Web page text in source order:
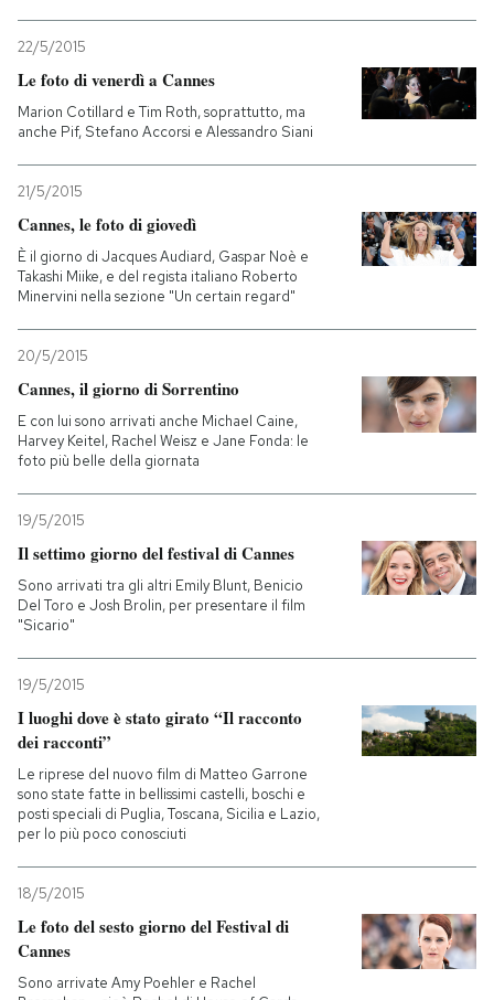
SHOP
CALENDARIO
AREA PERSONALE
Entra
22/5/2015
Le foto di venerdì a Cannes
Marion Cotillard e Tim Roth, soprattutto, ma
anche Pif, Stefano Accorsi e Alessandro Siani
21/5/2015
Cannes, le foto di giovedì
È il giorno di Jacques Audiard, Gaspar Noè e
Takashi Miike, e del regista italiano Roberto
Minervini nella sezione "Un certain regard"
20/5/2015
Cannes, il giorno di Sorrentino
E con lui sono arrivati anche Michael Caine,
Harvey Keitel, Rachel Weisz e Jane Fonda: le
foto più belle della giornata
19/5/2015
Il settimo giorno del festival di Cannes
Sono arrivati tra gli altri Emily Blunt, Benicio
Del Toro e Josh Brolin, per presentare il film
"Sicario"
19/5/2015
I luoghi dove è stato girato “Il racconto
dei racconti”
Le riprese del nuovo film di Matteo Garrone
sono state fatte in bellissimi castelli, boschi e
posti speciali di Puglia, Toscana, Sicilia e Lazio,
per lo più poco conosciuti
18/5/2015
Le foto del sesto giorno del Festival di
Cannes
Sono arrivate Amy Poehler e Rachel